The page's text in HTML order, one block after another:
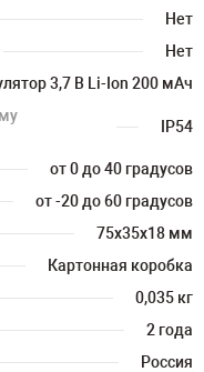
Нет
Нет
3,7 В Li-Ion 200 мАч
IP54
от 0 до 40 градусов
от -20 до 60 градусов
75х35х18 мм
Картонная коробка
0,035 кг
2 года
Россия